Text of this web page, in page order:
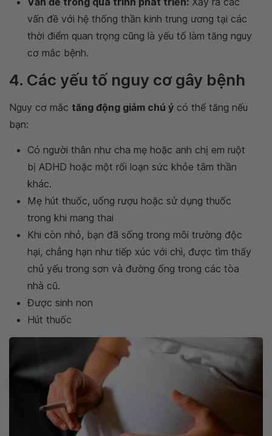
vấn đề với hệ thống thần kinh trung ương tại các
thời điểm quan trọng cũng là yếu tố làm tăng nguy
cơ mắc bệnh.
4. Các yếu tố nguy cơ gây bệnh
Nguy cơ mắc tăng động giảm chú ý có thể tăng nếu
bạn:
Có người thân như cha mẹ hoặc anh chị em ruột
bị ADHD hoặc một rối loạn sức khỏe tâm thần
khác.
Mẹ hút thuốc, uống rượu hoặc sử dụng thuốc
trong khi mang thai
Khi còn nhỏ, bạn đã sống trong môi trường độc
hại, chẳng hạn như tiếp xúc với chì, được tìm thấy
chủ yếu trong sơn và đường ống trong các tòa
nhà cũ.
Được sinh non
Hút thuốc